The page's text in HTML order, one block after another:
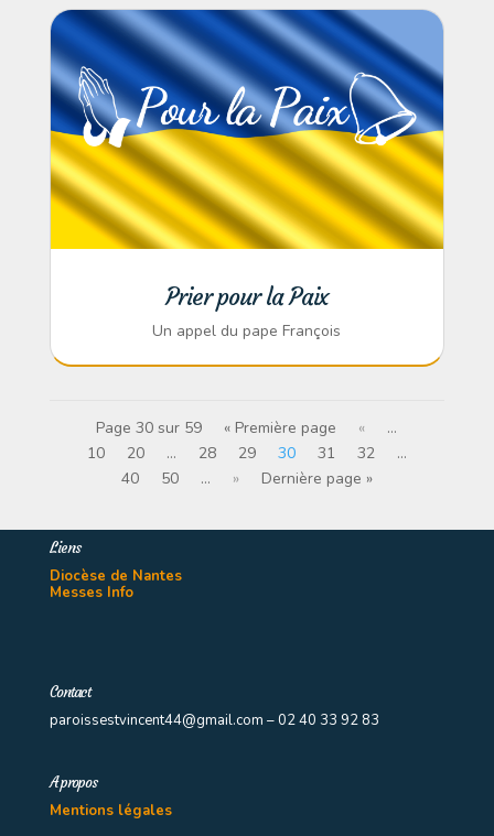
Prier pour la Paix
Un appel du pape François
Page 30 sur 59 « Première page «
…
10
20 … 28 29 30 31 32
…
40
50 … » Dernière page »
Liens
Diocèse de Nantes
Messes Info
Contact
paroissestvincent44@gmail.com – 02 40 33 92 83
A propos
Mentions légales